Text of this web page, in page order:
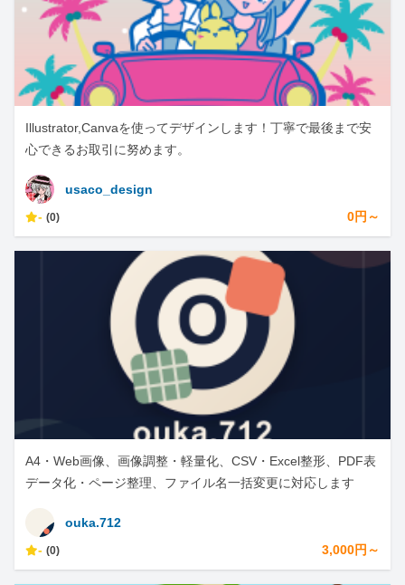
Illustrator,Canvaを使ってデザインします！丁寧で最後まで安
心できるお取引に努めます。
usaco_design
- (0) 0円～
A4・Web画像、画像調整・軽量化、CSV・Excel整形、PDF表
データ化・ページ整理、ファイル名一括変更に対応します
ouka.712
- (0) 3,000円～